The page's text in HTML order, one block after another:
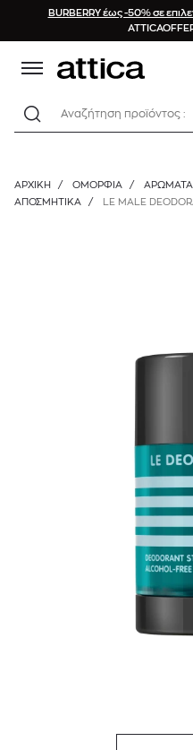
BURBERRY έως -50% σε
Αναζήτηση προϊόντος :
ΑΡΧΙΚΉ / ΟΜΟΡΦΙΑ / ΑΡΩΜΑΤΑ
ΑΠΟΣΜΗΤΙΚΆ
/ LE MALE